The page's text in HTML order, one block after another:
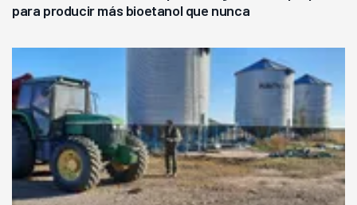
para producir más bioetanol que nunca